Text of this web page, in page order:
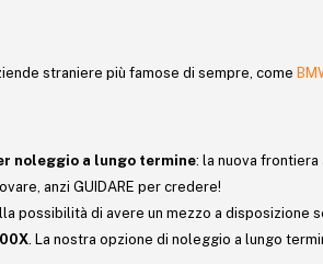
straniere più famose di sempre, come
noleggio a lungo termine: la nuova
anzi GUIDARE per credere!
possibilità di avere un mezzo a disposizione
. La nostra opzione di noleggio a lungo